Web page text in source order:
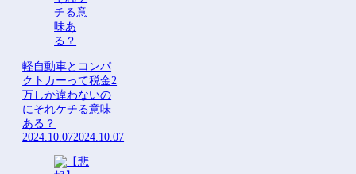
Powered by livedoor 相互
軽自動車とコンパ
クトカーって税金2
万しか違わないの
にそれケチる意味
ある？
2024.10.072024.10.07